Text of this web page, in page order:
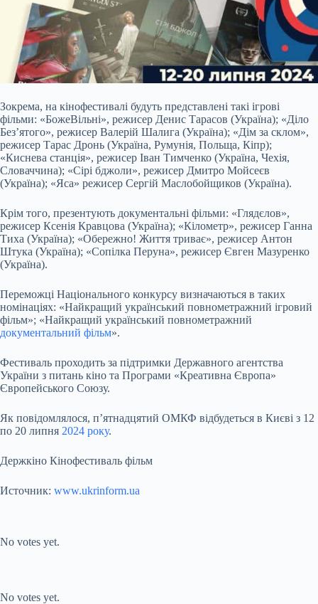
Зокрема, на кінофестивалі будуть представлені такі ігрові
фільми: «БожеВільні», режисер Денис Тарасов (Україна); «Діло
Без’ятого», режисер Валерій Шалига (Україна); «Дім за склом»,
режисер Тарас Дронь (Україна, Румунія, Польща, Кіпр);
«Киснева станція», режисер Іван Тимченко (Україна, Чехія,
Словаччина); «Сірі бджоли», режисер Дмитро Мойсеєв
(Україна); «Яса» режисер Сергій Маслобойщиков (Україна).
Крім того, презентують документальні фільми: «Глядєлов»,
режисер Ксенія Кравцова (Україна); «Кілометр», режисер Ганна
Тиха (Україна); «Обережно! Життя триває», режисер Антон
Штука (Україна); «Сопілка Перуна», режисер Євген Мазуренко
(Україна).
Переможці Національного конкурсу визначаються в таких
номінаціях: «Найкращий український повнометражний ігровий
фільм»; «Найкращий український повнометражний
документальний фільм».
Фестиваль проходить за підтримки Державного агентства
України з питань кіно та Програми «Креативна Європа»
Європейського Союзу.
Як повідомлялося, пʼятнадцятий ОМКФ відбудеться в Києві з 12
по 20 липня 2024 року.
Держкіно Кінофестиваль фільм
Источник: www.ukrinform.ua
No votes yet.
No votes yet.